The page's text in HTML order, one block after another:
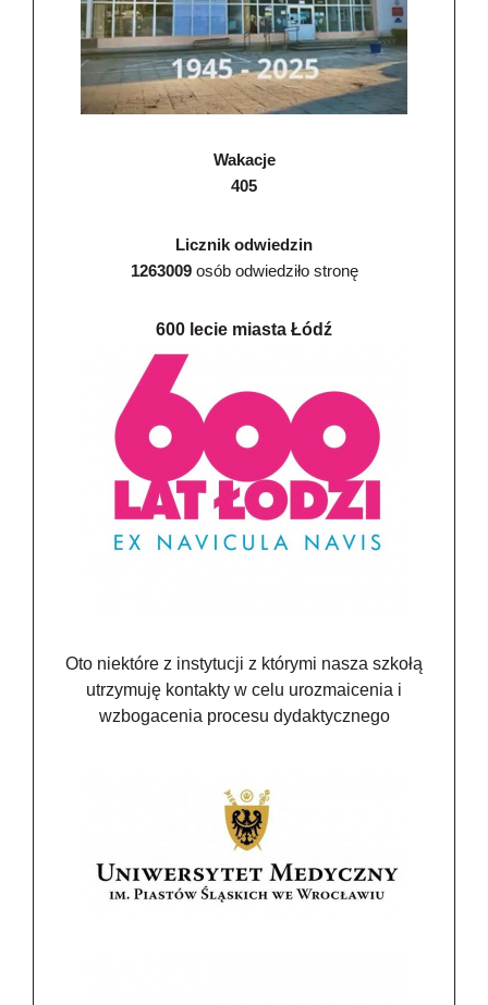
Wakacje
405
Licznik odwiedzin
1263009osób odwiedziło stronę
600 lecie miasta Łódź
Oto niektóre z instytucji z którymi nasza szkołą
utrzymuję kontakty w celu urozmaicenia i
wzbogacenia procesu dydaktycznego